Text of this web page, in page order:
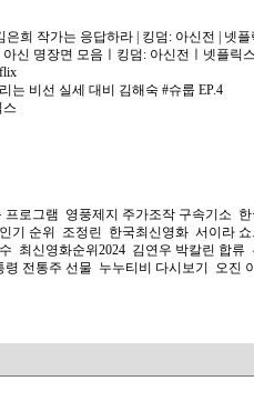
희 작가는 응답하라 | 킹덤: 아신전 | 넷플
신 명장면 모음ㅣ킹덤: 아신전ㅣ넷플릭
는 비선 실세 대비 김해숙 #슈룹 EP.4
스
로그램 영풍제지 주가조작 구속기소
기 순위 조정린 한국최신영화 서이라
최신영화순위2024 김연우 박칼린 합
전통주 선물 누누티비 다시보기 오